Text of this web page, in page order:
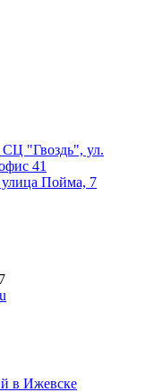
"Гвоздь", ул.
41
Пойма, 7
в Ижевске